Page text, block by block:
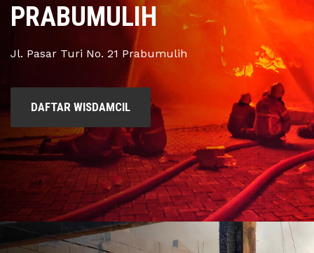
PRABUMULIH
Jl. Pasar Turi No. 21 Prabumulih
DAFTAR WISDAMCIL